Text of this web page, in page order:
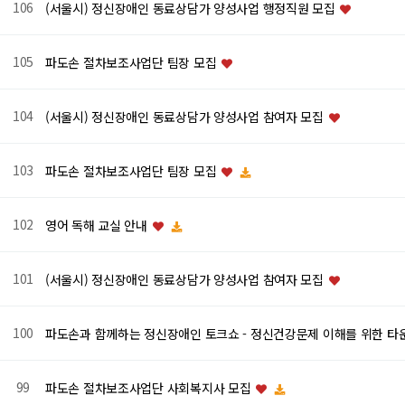
106 (서울시) 정신장애인 동료상담가 양성사업 행정직원 모집
105 파도손 절차보조사업단 팀장 모집
104 (서울시) 정신장애인 동료상담가 양성사업 참여자 모집
103 파도손 절차보조사업단 팀장 모집
102 영어 독해 교실 안내
101 (서울시) 정신장애인 동료상담가 양성사업 참여자 모집
100 파도손과 함께하는 정신장애인 토크쇼 - 정신건강문제 이해를 위한 타
99 파도손 절차보조사업단 사회복지사 모집